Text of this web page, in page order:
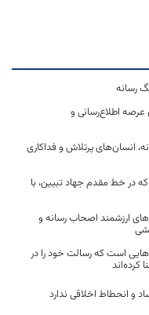
رسانه
اطلاع‌رسانی و
انسان‌های پرتلاش و فداکاری
در خط مقدم جهاد تبیین، با
ارزشمند اصحاب رسانه و
است که رسالت خود را در
و انحطاط اخلاقی ندارد